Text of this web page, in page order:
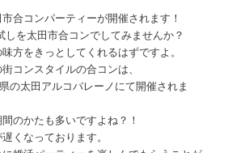
合コンパーティーが開催されます！
を太田市合コンでしてみませんか？
方をきっとしてくれるはずですよ。
コンスタイルの合コンは、
の太田アルコバレーノにて開催されま
のかたも多いですよね？！
くなっております。